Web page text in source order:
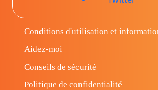
Conditions d'utilisation et
Aidez-moi
Conseils de sécurité
Politique de confidentialité